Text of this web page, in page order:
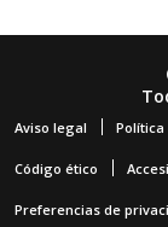
Aviso legal Política
Código ético
Preferencias de